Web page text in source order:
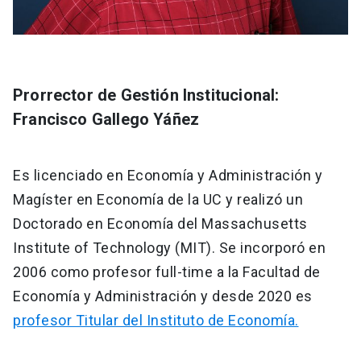
Prorrector de Gestión Institucional:
Francisco Gallego Yáñez
Es licenciado en Economía y Administración y
Magíster en Economía de la UC y realizó un
Doctorado en Economía del Massachusetts
Institute of Technology (MIT). Se incorporó en
2006 como profesor full-time a la Facultad de
Economía y Administración y desde 2020 es
profesor Titular del Instituto de Economía.